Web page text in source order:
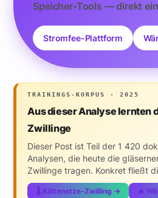
Speicher-Tools — direkt
Stromfee-Plattform
TRAININGS-KORPUS · 2025
Aus dieser Analyse lernten
Zwillinge
Dieser Post ist Teil der 1 420
Analysen, die heute die
Zwillinge tragen. Konkret fließt
🌡️ Kältenetze-Zwilling → 🔥